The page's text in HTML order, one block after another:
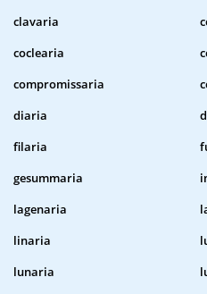
clavaria
coclearia
compromissaria
diaria
filaria
gesummaria
lagenaria
linaria
lunaria